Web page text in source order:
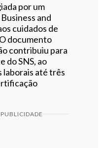
por um
and
cuidados de
documento
contribuiu para
do SNS, ao
até três